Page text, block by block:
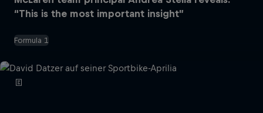
“This is the most important insight”
Formula 1